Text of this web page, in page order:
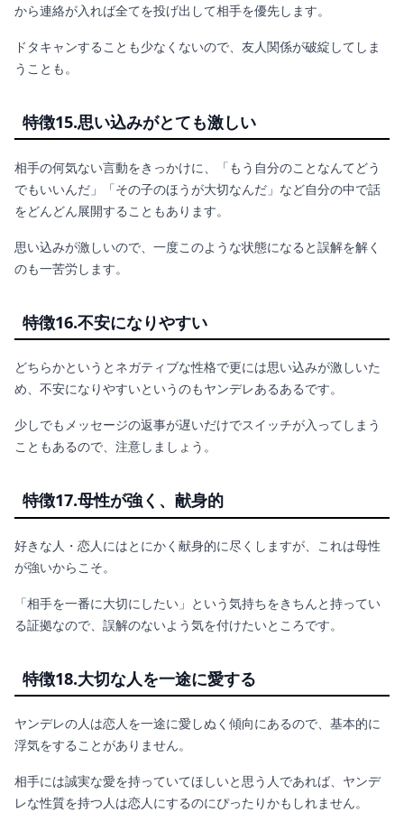
から連絡が入れば全てを投げ出して相手を優先します。
ドタキャンすることも少なくないので、友人関係が破綻してしま
うことも。
特徴15.思い込みがとても激しい
相手の何気ない言動をきっかけに、「もう自分のことなんてどう
でもいいんだ」「その子のほうが大切なんだ」など自分の中で話
をどんどん展開することもあります。
思い込みが激しいので、一度このような状態になると誤解を解く
のも一苦労します。
特徴16.不安になりやすい
どちらかというとネガティブな性格で更には思い込みが激しいた
め、不安になりやすいというのもヤンデレあるあるです。
少しでもメッセージの返事が遅いだけでスイッチが入ってしまう
こともあるので、注意しましょう。
特徴17.母性が強く、献身的
好きな人・恋人にはとにかく献身的に尽くしますが、これは母性
が強いからこそ。
「相手を一番に大切にしたい」という気持ちをきちんと持ってい
る証拠なので、誤解のないよう気を付けたいところです。
特徴18.大切な人を一途に愛する
ヤンデレの人は恋人を一途に愛しぬく傾向にあるので、基本的に
浮気をすることがありません。
相手には誠実な愛を持っていてほしいと思う人であれば、ヤンデ
レな性質を持つ人は恋人にするのにぴったりかもしれません。